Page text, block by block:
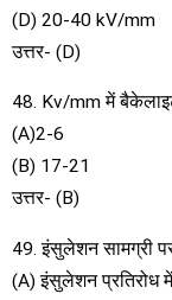
(D) 20-40 kV/mm
उत्तर- (D)
48. Kv/mm में बैकेलाइट
(A)2-6
(B) 17-21
उत्तर- (B)
49. इंसुलेशन सामग्री
(A) इंसुलेशन प्रतिरोध में